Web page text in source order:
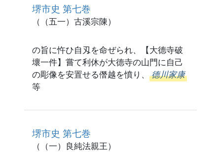
堺市史 第七巻
（（五一）古溪宗陳）
の旨に忤ひ自刄を命ぜられ、【大德寺破
壞一件】嘗て利休が大德寺の山門に自己
の彫像を安置せる僭越を憤り、 德川家康
等
堺市史 第七巻
（（一）良純法親王）